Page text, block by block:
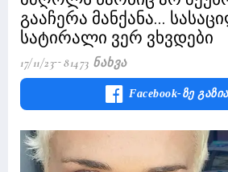
გააჩერა მანქანა...
სატირალი ვერ ვხვდები
17/11/23 81473 Ნახვა
Facebook-Ზე